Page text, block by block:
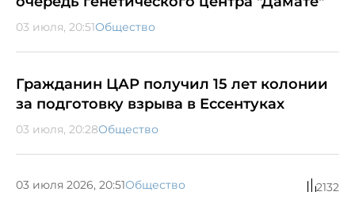
03 июля, 20:51Общество
Гражданин ЦАР получил 15 лет колонии
за подготовку взрыва в Ессентуках
03 июля, 20:28Общество
03 июля 2026, 20:51Общество 2132